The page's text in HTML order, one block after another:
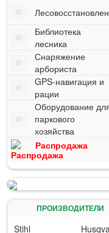
Библиотека
лесника
Снаряжение
арбориста
GPS-навигация и
рации
Оборудование
паркового
хозяйства
Распродажа
ПРОИЗВОДИТЕЛИ
Stihl